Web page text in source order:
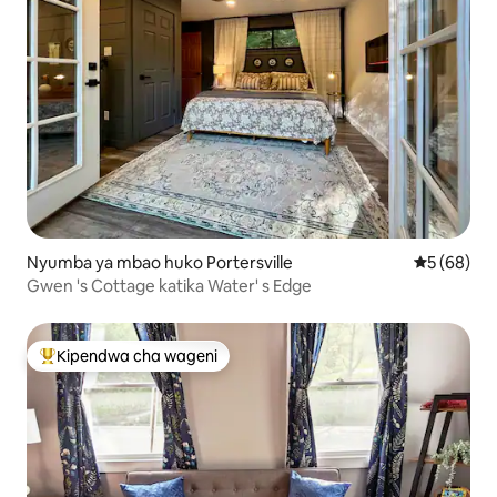
Nyumba ya mbao huko Portersville Ukadiriaji
5 (68)
Gwen 's Cottage katika Water' s Edge
Kipendwa maarufu cha wageni
Kipendwa cha wageni